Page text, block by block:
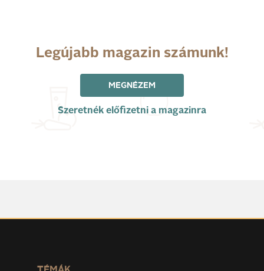
Legújabb magazin számunk!
MEGNÉZEM
Szeretnék előfizetni a magazinra